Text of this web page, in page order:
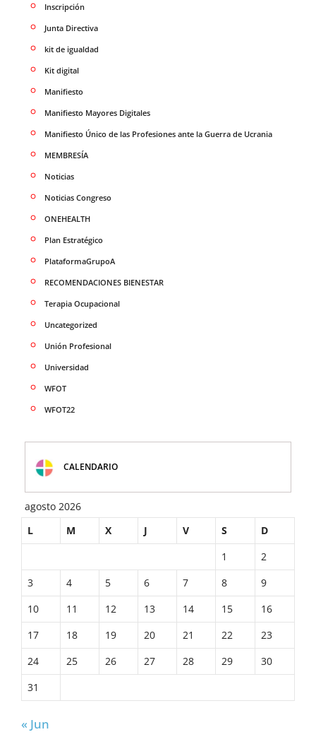
Inscripción
Junta Directiva
kit de igualdad
Kit digital
Manifiesto
Manifiesto Mayores Digitales
Manifiesto Único de las Profesiones ante la Guerra de Ucrania
MEMBRESÍA
Noticias
Noticias Congreso
ONEHEALTH
Plan Estratégico
PlataformaGrupoA
RECOMENDACIONES BIENESTAR
Terapia Ocupacional
Uncategorized
Unión Profesional
Universidad
WFOT
WFOT22
CALENDARIO
agosto 2026
L
M X J V S
D
1
2
3
4 5 6 7 8
9
10
11 12 13 14 15
16
17
18 19 20 21 22
23
24
25 26 27 28 29
30
31
« Jun